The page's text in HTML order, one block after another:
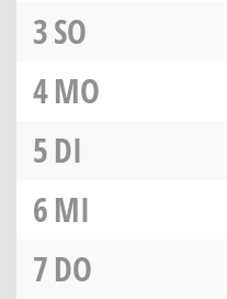
3SO
4MO
5DI
6MI
7DO